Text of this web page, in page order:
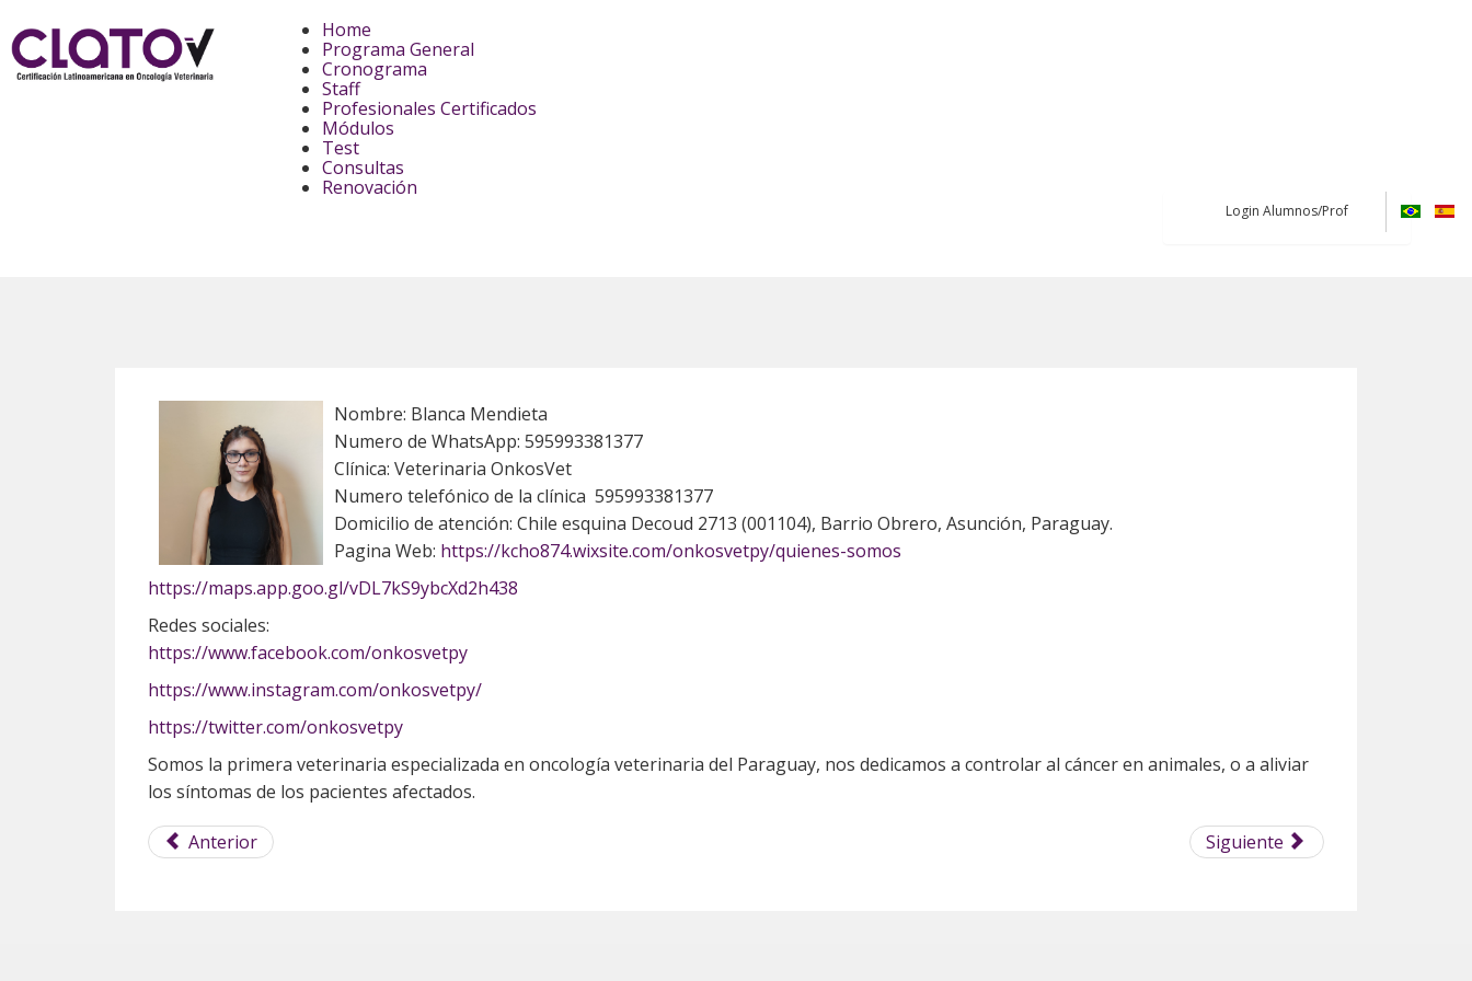
Home
Programa General
Cronograma
Staff
Profesionales Certificados
Módulos
Test
Consultas
Renovación
Login Alumnos/Prof
Nombre: Blanca Mendieta
Numero de WhatsApp: 595993381377
Clínica: Veterinaria OnkosVet
Numero telefónico de la clínica 595993381377
Domicilio de atención: Chile esquina Decoud 2713 (001104), Barrio Obrero, Asunción, Paraguay.
Pagina Web: https://kcho874.wixsite.com/onkosvetpy/quienes-somos
https://maps.app.goo.gl/vDL7kS9ybcXd2h438
Redes sociales:
https://www.facebook.com/onkosvetpy
https://www.instagram.com/onkosvetpy/
https://twitter.com/onkosvetpy
Somos la primera veterinaria especializada en oncología veterinaria del Paraguay, nos dedicamos a controlar al cáncer en animales, o a aliviar
los síntomas de los pacientes afectados.
Anterior Siguiente